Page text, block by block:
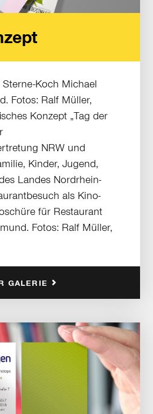
Koch Michael
Fotos: Ralf Müller,
Konzept „Tag der
NRW und
Kinder, Jugend,
Landes Nordrhein-
als Kino-
für Restaurant
Fotos: Ralf Müller,
GALERIE